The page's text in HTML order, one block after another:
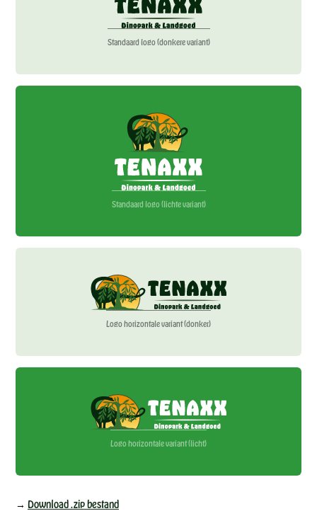
Standaard logo (donkere variant)
Standaard logo (lichte variant)
Logo horizontale variant (donker)
Logo horizontale variant (licht)
→ Download .zip bestand